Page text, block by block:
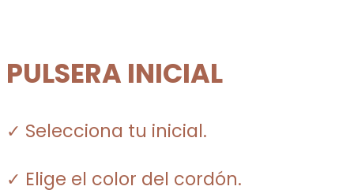
PULSERA INICIAL
✓ Selecciona tu inicial.
✓ Elige el color del cordón.